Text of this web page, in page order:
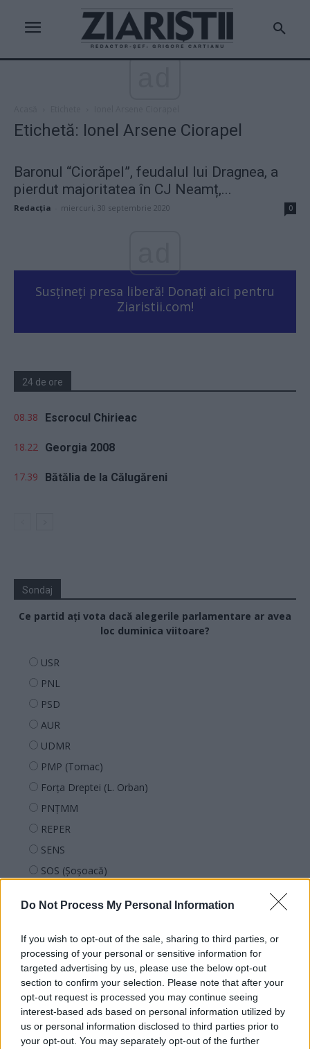
Do Not Process My Personal Information
If you wish to opt-out of the sale, sharing to third parties, or
processing of your personal or sensitive information for
targeted advertising by us, please use the below opt-out
section to confirm your selection. Please note that after your
opt-out request is processed you may continue seeing
interest-based ads based on personal information utilized by
us or personal information disclosed to third parties prior to
your opt-out. You may separately opt-out of the further
Etichetă: Ionel Arsene Ciorapel
Baronul “Ciorăpel”, feudalul lui Dragnea, a
pierdut majoritatea în CJ Neamț,...
Redacţia miercuri, 30 septembrie 2020 0
Susțineți presa liberă! Donați aici pentru
Ziaristii.com!
24 de ore
08.38 Escrocul Chirieac
18.22 Georgia 2008
17.39 Bătălia de la Călugăreni
Sondaj
Ce partid ați vota dacă alegerile parlamentare ar avea
loc duminica viitoare?
USR
PNL
PSD
AUR
UDMR
PMP (Tomac)
Forța Dreptei (L. Orban)
PNȚMM
REPER
SENS
SOS (Șoșoacă)
PACE (Peia)
Acțiunea Conservatoare (Târziu)
PDF (Lazarus)
PUSL (D. Voiculescu)
PNȚCD (Pavelescu)
PNCR (Terheș)
Partidul Patrioților (Surugiu)